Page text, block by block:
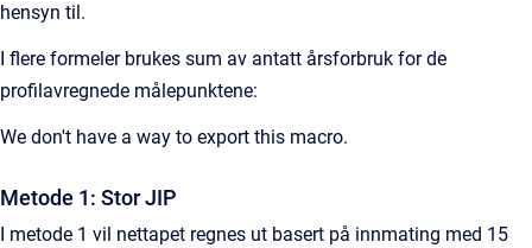
hensyn til.
I flere formeler brukes sum av antatt årsforbruk for de
profilavregnede målepunktene:
We don't have a way to export this macro.
Metode 1: Stor JIP
I metode 1 vil nettapet regnes ut basert på innmating med 15